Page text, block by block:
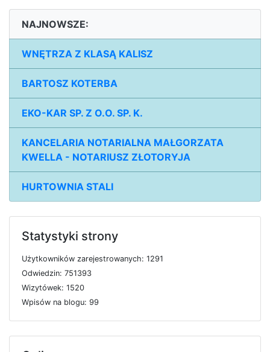
NAJNOWSZE:
WNĘTRZA Z KLASĄ KALISZ
BARTOSZ KOTERBA
EKO-KAR SP. Z O.O. SP. K.
KANCELARIA NOTARIALNA MAŁGORZATA
KWELLA - NOTARIUSZ ZŁOTORYJA
HURTOWNIA STALI
Statystyki strony
Użytkowników zarejestrowanych: 1291
Odwiedzin: 751393
Wizytówek: 1520
Wpisów na blogu: 99